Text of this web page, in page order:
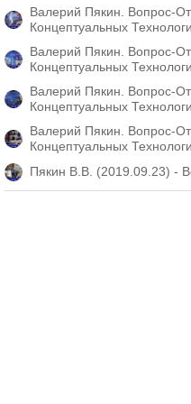
Валерий Пякин. Вопрос-
Концептуальных
Валерий Пякин. Вопрос-
Концептуальных
Валерий Пякин. Вопрос-
Концептуальных
Валерий Пякин. Вопрос-
Концептуальных
Пякин В.В. (2019.09.23) -